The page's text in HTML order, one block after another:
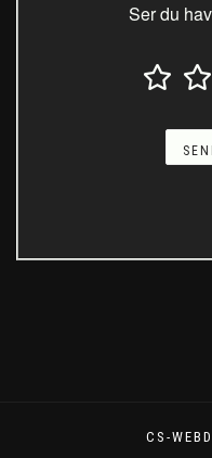
Ser du
CS-